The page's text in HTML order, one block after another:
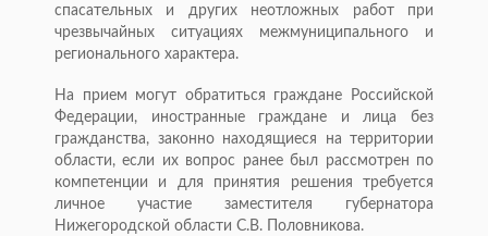
спасательных и других неотложных работ при
чрезвычайных ситуациях межмуниципального и
регионального характера.
На прием могут обратиться граждане Российской
Федерации, иностранные граждане и лица без
гражданства, законно находящиеся на территории
области, если их вопрос ранее был рассмотрен по
компетенции и для принятия решения требуется
личное участие заместителя губернатора
Нижегородской области С.В. Половникова.